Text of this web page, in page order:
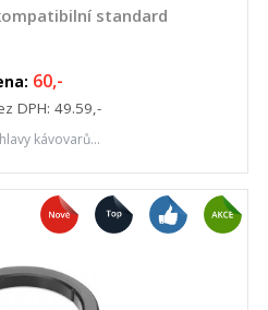
standard
60,-
DPH: 49.59,-
kávovarů...